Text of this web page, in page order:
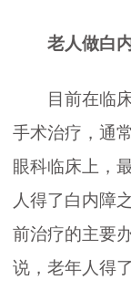
老人做白
目前在临
手术治疗，通
眼科临床上，
人得了白内障
前治疗的主要
说，老年人得